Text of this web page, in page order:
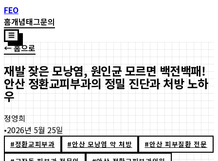
FEO
홈개념태그문의
☰
← 홈으로
재발 잦은 모낭염, 원인균 모르면 백전백패!
안산 정환교피부과의 정밀 진단과 처방 노하
우
정영희
•2026년 5월 25일
#정환교피부과 #안산 모낭염 약 처방 #안산 피부질환 전문